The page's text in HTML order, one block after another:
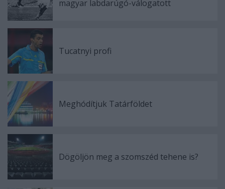
magyar labdarúgó-válogatott
Tucatnyi profi
Meghódítjuk Tatárföldet
Dögöljön meg a szomszéd tehene is?